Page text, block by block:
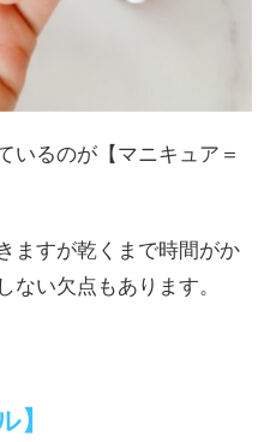
いるのが【マニキュア＝
ますが乾くまで時間がか
ない欠点もあります。
】